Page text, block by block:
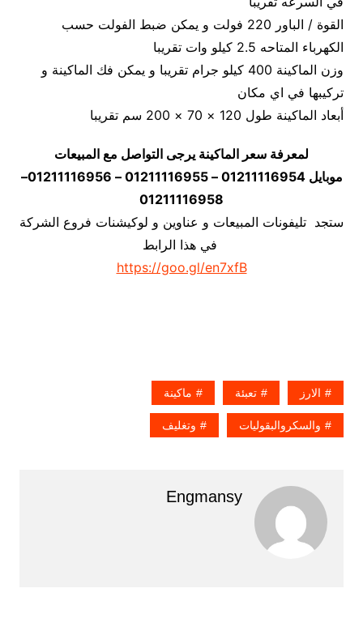
القوة / الباور 220 فولت و يمكن ضبط الفولت حسب
الكهرباء المتاحه 2.5 كيلو وات تقريبا
وزن الماكينة 400 كيلو جرام تقريبا و يمكن فك الماكينة و
تركيبها في اي مكان
أبعاد الماكينة طول 120 × 70 × 200 سم تقريبا
لمعرفة سعر الماكينة يرجى التواصل مع المبيعات
موبايل 01211116954 – 01211116955 – 01211116956–
01211116958
ستجد تليفونات المبيعات و عناوين و لوكيشنات فروع الشركة
في هذا الرابط
https://goo.gl/en7xfB
الارز تعبئة ماكينة
والسكروالبقوليات وتغليف
Engmansy